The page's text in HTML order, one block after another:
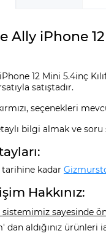
Ally iPhone
12 Mini 5.4inç
satıştadır.
seçenekleri
bilgi almak ve
kadar
Hakkınız:
sayesinde
dan aldığınız